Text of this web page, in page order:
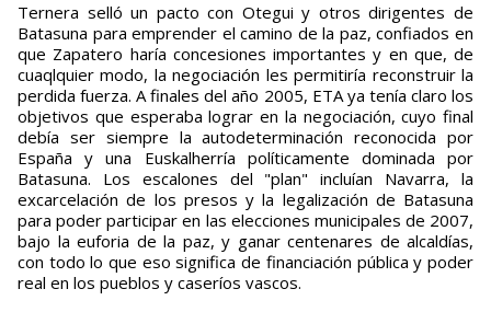
Ternera selló un pacto con Otegui y otros dirigentes de
Batasuna para emprender el camino de la paz, confiados en
que Zapatero haría concesiones importantes y en que, de
cuaqlquier modo, la negociación les permitiría reconstruir la
perdida fuerza. A finales del año 2005, ETA ya tenía claro los
objetivos que esperaba lograr en la negociación, cuyo final
debía ser siempre la autodeterminación reconocida por
España y una Euskalherría políticamente dominada por
Batasuna. Los escalones del "plan" incluían Navarra, la
excarcelación de los presos y la legalización de Batasuna
para poder participar en las elecciones municipales de 2007,
bajo la euforia de la paz, y ganar centenares de alcaldías,
con todo lo que eso significa de financiación pública y poder
real en los pueblos y caseríos vascos.